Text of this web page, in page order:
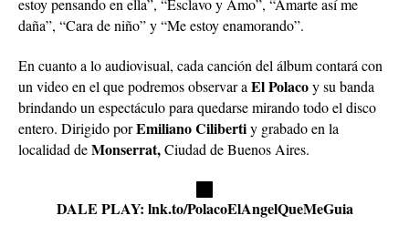
estoy pensando en ella”, “Esclavo y Amo”, “Amarte así me
daña”, “Cara de niño” y “Me estoy enamorando”.
En cuanto a lo audiovisual, cada canción del álbum contará con
un video en el que podremos observar a El Polacoy su banda
brindando un espectáculo para quedarse mirando todo el disco
entero. Dirigido porEmiliano Cilibertiy grabado en la
localidad deMonserrat,Ciudad de Buenos Aires.
DALE PLAY: lnk.to/PolacoElAngelQueMeGuia